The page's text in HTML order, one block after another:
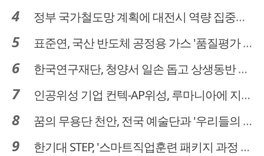
정부 국가철도망 계획에 대전시 역량 집중해야
표준연, 국산 반도체 공정용 가스 '품질평가 체계' 구축
한국연구재단, 청양서 일손 돕고 상생동반 친구맺기 봉사활동
인공위성 기업 컨텍-AP위성, 루마니아에 지상국 시스템 전수
꿈의 무용단 천안, 전국 예술단과 '우리들의 하모니' 선보여
한기대 STEP, '스마트직업훈련 패키지 과정 3기' 모집